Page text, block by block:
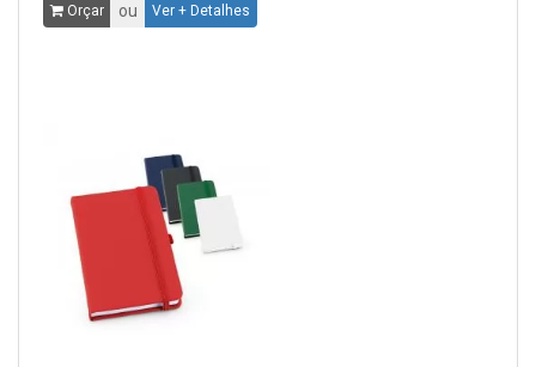
Orçar ou Ver + Detalhes